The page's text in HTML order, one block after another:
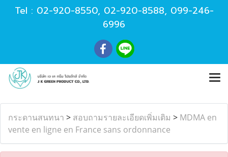
Tel : 02-920-8550, 02-920-8588, 099-246-
6996
กระดานสนทนา > สอบถามรายละเอียดเพิ่มเติม > MDMA en
vente en ligne en France sans ordonnance